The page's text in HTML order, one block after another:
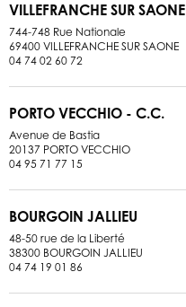
VILLEFRANCHE SUR SAONE
744-748 Rue Nationale
69400 VILLEFRANCHE SUR SAONE
04 74 02 60 72
PORTO VECCHIO - C.C.
Avenue de Bastia
20137 PORTO VECCHIO
04 95 71 77 15
BOURGOIN JALLIEU
48-50 rue de la Liberté
38300 BOURGOIN JALLIEU
04 74 19 01 86